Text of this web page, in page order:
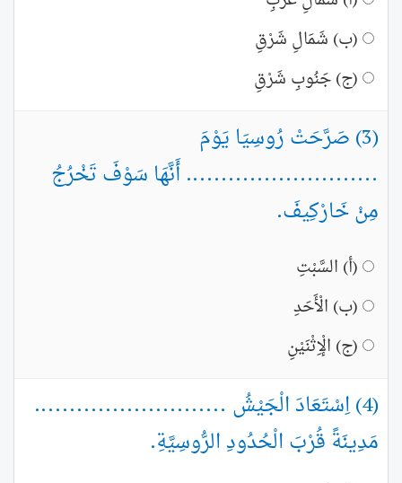
(ب) شَمَالِ شَرْقِ
(ج) جَنُوبِ شَرْقِ
(3) صَرَّحَتْ رُوسِيَا يَوْمَ
........................... أَنَّهَا سَوْفَ تَخْرُجُ
مِنْ خَارْكِيفَ.
(أ) السَّبْتِ
(ب) الْأَحَدِ
(ج) الْإِثْنَيْنِ
(4) اِسْتَعَادَ الْجَيْشُ ...........................
مَدِينَةً قُرْبَ الْحُدُودِ الرُّوسِيَّةِ.